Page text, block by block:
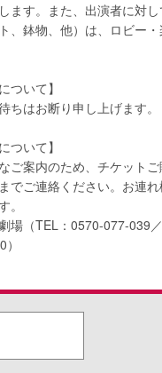
ます。また、出演者に対
、鉢物、他）は、ロビー
ついて】
ちはお断り申し上げます。
ついて】
ご案内のため、チケット
でご連絡ください。お連
。
場（TEL：0570-077-039